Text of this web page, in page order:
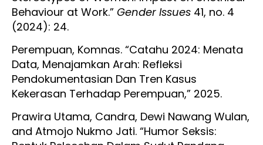
Behaviour at Work.” Gender Issues 41, no. 4
(2024): 24.
Perempuan, Komnas. “Catahu 2024: Menata
Data, Menajamkan Arah: Refleksi
Pendokumentasian Dan Tren Kasus
Kekerasan Terhadap Perempuan,” 2025.
Prawira Utama, Candra, Dewi Nawang Wulan,
and Atmojo Nukmo Jati. “Humor Seksis: